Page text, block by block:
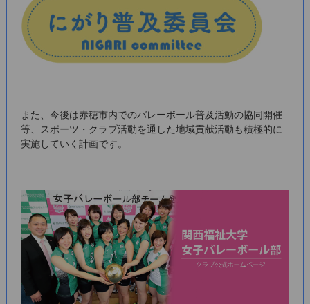
また、今後は赤穂市内でのバレーボール普及活動の協同開催
等、スポーツ・クラブ活動を通した地域貢献活動も積極的に
実施していく計画です。